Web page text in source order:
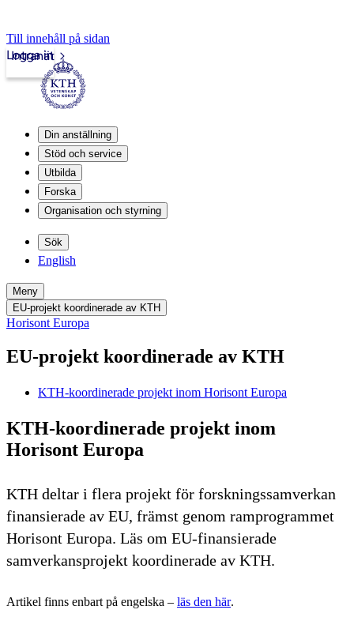
Till innehåll på sidan
Intranät
Logga in
Din anställning
Stöd och service
Utbilda
Forska
Organisation och styrning
Sök
English
Meny
EU-projekt koordinerade av KTH
Horisont Europa
EU-projekt koordinerade av KTH
KTH-koordinerade projekt inom Horisont Europa
KTH-koordinerade projekt inom
Horisont Europa
KTH deltar i flera projekt för forskningssamverkan
finansierade av EU, främst genom ramprogrammet
Horisont Europa. Läs om EU-finansierade
samverkansprojekt koordinerade av KTH.
Artikel finns enbart på engelska – läs den här.